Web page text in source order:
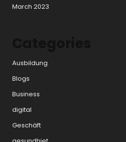
March 2023
Ausbildung
Blogs
Business
digital
Geschäft